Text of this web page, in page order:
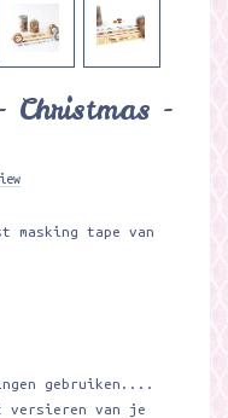
Christmas -
masking tape van
gebruiken....
van je